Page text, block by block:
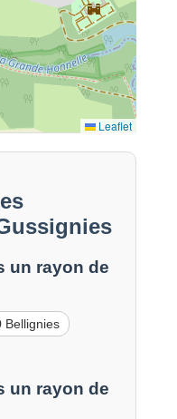
Leaflet
un rayon de
Bellignies
un rayon de